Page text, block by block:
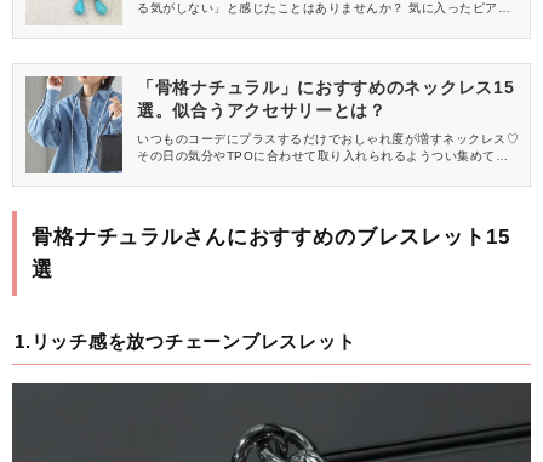
る気がしない」と感じたことはありませんか？ 気に入ったピアス
リーを知っておきたいですよね♡ そこで今回は、アクセサリー選
す。
「骨格ナチュラル」におすすめのネックレス15
選。似合うアクセサリーとは？
いつものコーデにプラスするだけでおしゃれ度が増すネックレス♡
その日の気分やTPOに合わせて取り入れられるようつい集めてし
なくて使っていないなんてことも……。 自分に似合うアクセサリ
です。 今回は、「骨格ナチュラル」さんにおすすめのネックレス
をご紹介するので、ぜひ参考にしてみてくださいね。
骨格ナチュラルさんにおすすめのブレスレット15
選
1.リッチ感を放つチェーンブレスレット